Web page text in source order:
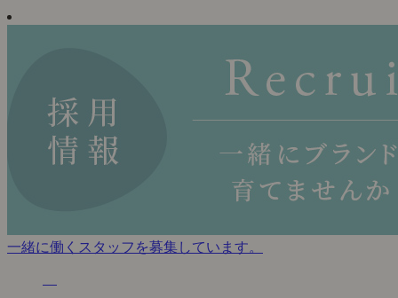
一緒に働くスタッフを募集しています。